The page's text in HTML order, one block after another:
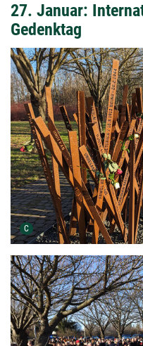
27. Januar:
Gedenktag
C Urheber der Grafik: